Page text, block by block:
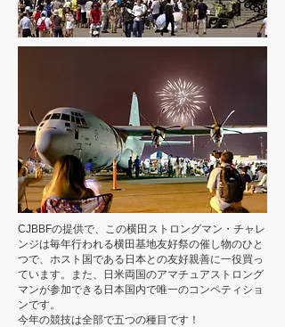
CJBBFの提供で、この横田ストロングマン・チャレ
ンジは毎年行われる横田基地友好祭の催し物のひと
つで、ホスト国である日本との友好親善に一役買っ
ています。また、日米両国のアマチュアストロング
マンが参加できる日本国内で唯一のコンペティショ
ンです。
今年の競技は全部で五つの種目です！